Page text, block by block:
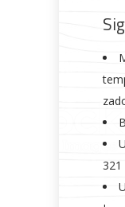
321